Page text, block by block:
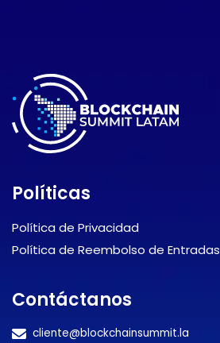
Políticas
Política de Privacidad
Política de Reembolso de Entradas
Contáctanos
cliente@blockchainsummit.la